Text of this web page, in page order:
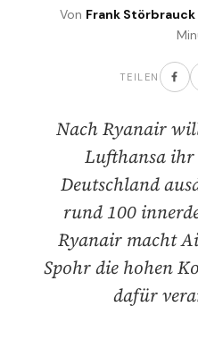
Von Frank Störbrauck
TEILEN
Nach Ryanair
Lufthansa ihr
Deutschland
rund 100
Ryanair macht
Spohr die hohen
dafür